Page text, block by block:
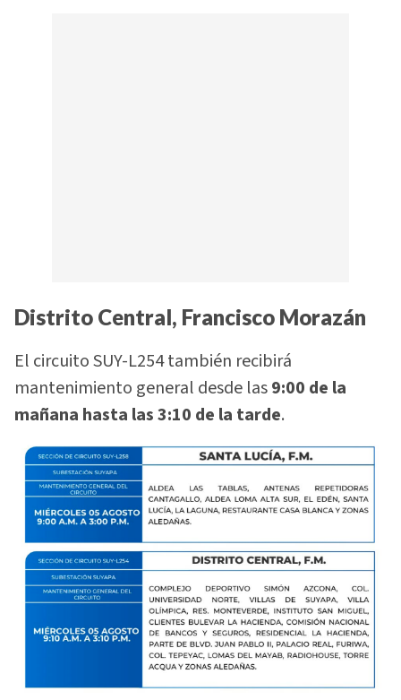
Distrito Central, Francisco Morazán
El circuito SUY-L254 también recibirá
mantenimiento general desde las9:00 de la
mañana hasta las 3:10 de la tarde.